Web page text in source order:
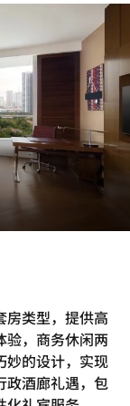
房类型，提供高
验，商务休闲两
妙的设计，实现
政酒廊礼遇，包